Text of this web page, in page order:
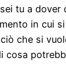
tu a dover
in cui
che si
cosa